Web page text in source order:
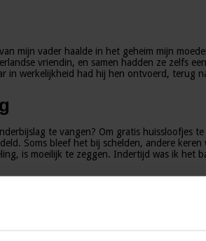
mijn vader haalde in het geheim mijn
vriendin, en samen hadden ze zelfs
in werkelijkheid had hij hen ontvoerd, terug
te vangen? Om gratis huissloofjes
Soms bleef het bij schelden, andere
is moeilijk te zeggen. Indertijd was ik
heb ik tot mijn negentiende jaar
mijn vader en stiefmoeder